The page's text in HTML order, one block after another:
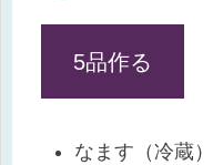
5品作る
なます（冷蔵）